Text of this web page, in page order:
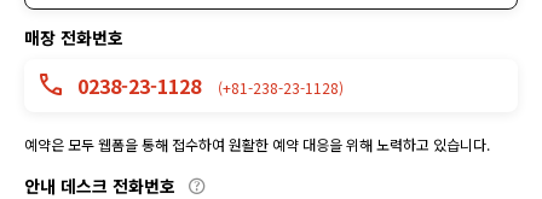
매장 전화번호
0238-23-1128 (+81-238-23-1128)
예약은 모두 웹폼을 통해 접수하여 원활한 예약 대응을 위해 노력하고 있습니다.
안내 데스크 전화번호